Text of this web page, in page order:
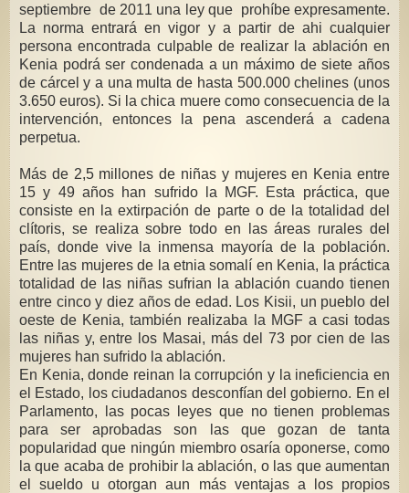
septiembre de 2011 una ley que prohíbe expresamente.
La norma entrará en vigor y a partir de ahi cualquier
persona encontrada culpable de realizar la ablación en
Kenia podrá ser condenada a un máximo de siete años
de cárcel y a una multa de hasta 500.000 chelines (unos
3.650 euros). Si la chica muere como consecuencia de la
intervención, entonces la pena ascenderá a cadena
perpetua.
Más de 2,5 millones de niñas y mujeres en Kenia entre
15 y 49 años han sufrido la MGF. Esta práctica, que
consiste en la extirpación de parte o de la totalidad del
clítoris, se realiza sobre todo en las áreas rurales del
país, donde vive la inmensa mayoría de la población.
Entre las mujeres de la etnia somalí en Kenia, la práctica
totalidad de las niñas sufrian la ablación cuando tienen
entre cinco y diez años de edad. Los Kisii, un pueblo del
oeste de Kenia, también realizaba la MGF a casi todas
las niñas y, entre los Masai, más del 73 por cien de las
mujeres han sufrido la ablación.
En Kenia, donde reinan la corrupción y la ineficiencia en
el Estado, los ciudadanos desconfían del gobierno. En el
Parlamento, las pocas leyes que no tienen problemas
para ser aprobadas son las que gozan de tanta
popularidad que ningún miembro osaría oponerse, como
la que acaba de prohibir la ablación, o las que aumentan
el sueldo u otorgan aun más ventajas a los propios